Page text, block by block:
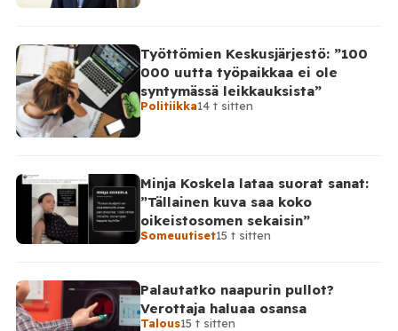
Työttömien Keskusjärjestö: ”100
000 uutta työpaikkaa ei ole
syntymässä leikkauksista”
Politiikka14 t sitten
Minja Koskela lataa suorat sanat:
”Tällainen kuva saa koko
oikeistosomen sekaisin”
Someuutiset15 t sitten
Palautatko naapurin pullot?
Verottaja haluaa osansa
Talous15 t sitten